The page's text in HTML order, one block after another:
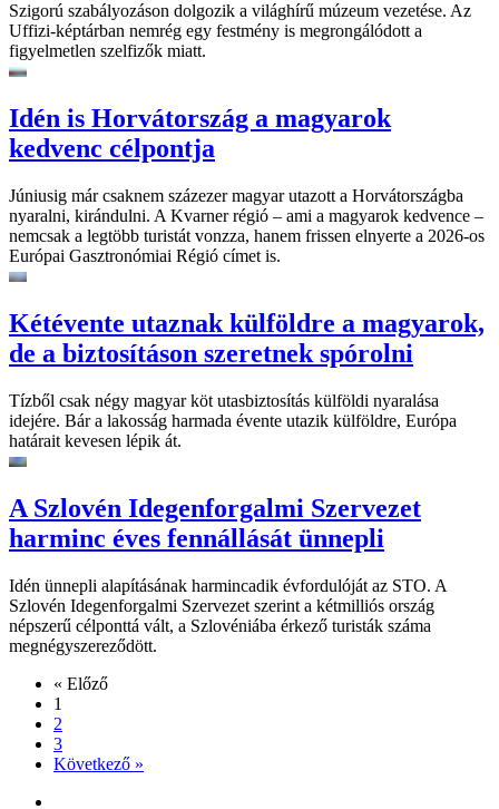
Szigorú szabályozáson dolgozik a világhírű múzeum vezetése. Az
Uffizi-képtárban nemrég egy festmény is megrongálódott a
figyelmetlen szelfizők miatt.
Idén is Horvátország a magyarok
kedvenc célpontja
Júniusig már csaknem százezer magyar utazott a Horvátországba
nyaralni, kirándulni. A Kvarner régió – ami a magyarok kedvence –
nemcsak a legtöbb turistát vonzza, hanem frissen elnyerte a 2026-os
Európai Gasztronómiai Régió címet is.
Kétévente utaznak külföldre a magyarok,
de a biztosításon szeretnek spórolni
Tízből csak négy magyar köt utasbiztosítás külföldi nyaralása
idejére. Bár a lakosság harmada évente utazik külföldre, Európa
határait kevesen lépik át.
A Szlovén Idegenforgalmi Szervezet
harminc éves fennállását ünnepli
Idén ünnepli alapításának harmincadik évfordulóját az STO. A
Szlovén Idegenforgalmi Szervezet szerint a kétmilliós ország
népszerű célponttá vált, a Szlovéniába érkező turisták száma
megnégyszereződött.
« Előző
1
2
3
Következő »